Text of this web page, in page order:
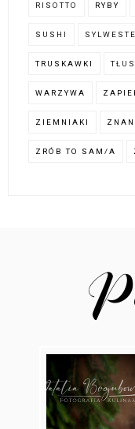
RISOTTO RYBY
SUSHI
TRUSKAWKI
WARZYWA
ZIEMNIAKI
ZRÓB TO SAM/A